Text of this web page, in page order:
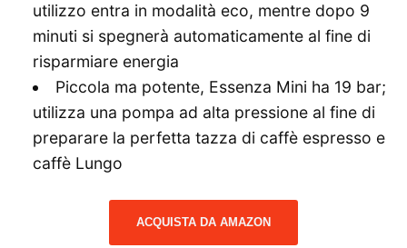
utilizzo entra in modalità eco, mentre dopo 9
minuti si spegnerà automaticamente al fine di
risparmiare energia
Piccola ma potente, Essenza Mini ha 19 bar;
utilizza una pompa ad alta pressione al fine di
preparare la perfetta tazza di caffè espresso e
caffè Lungo
ACQUISTA DA AMAZON